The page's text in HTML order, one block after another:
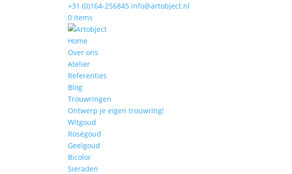
+31 (0)164-256845 info@artobject.nl
0 items
Home
Over ons
Atelier
Referenties
Blog
Trouwringen
Ontwerp je eigen trouwring!
Witgoud
Roségoud
Geelgoud
Bicolor
Sieraden